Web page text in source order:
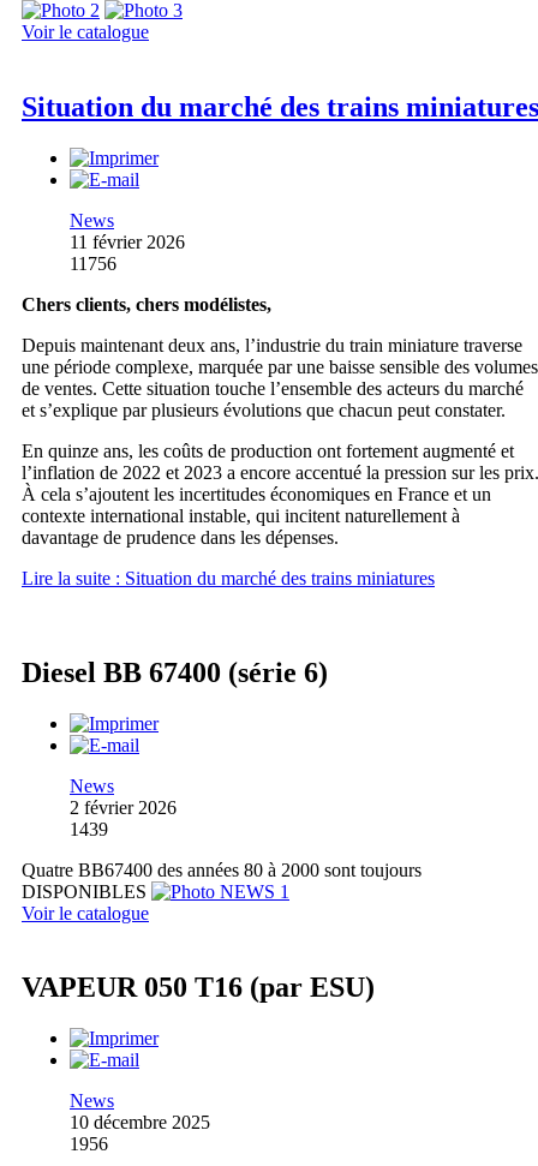
Voir le catalogue
Situation du marché des trains miniatures
News
11 février 2026
11756
Chers clients, chers modélistes,
Depuis maintenant deux ans, l’industrie du train miniature traverse
une période complexe, marquée par une baisse sensible des volumes
de ventes. Cette situation touche l’ensemble des acteurs du marché
et s’explique par plusieurs évolutions que chacun peut constater.
En quinze ans, les coûts de production ont fortement augmenté et
l’inflation de 2022 et 2023 a encore accentué la pression sur les prix.
À cela s’ajoutent les incertitudes économiques en France et un
contexte international instable, qui incitent naturellement à
davantage de prudence dans les dépenses.
Lire la suite : Situation du marché des trains miniatures
Diesel BB 67400 (série 6)
News
2 février 2026
1439
Quatre BB67400 des années 80 à 2000 sont toujours
DISPONIBLES
Voir le catalogue
VAPEUR 050 T16 (par ESU)
News
10 décembre 2025
1956